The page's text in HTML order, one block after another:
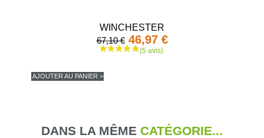
WINCHESTER
67,10 € 46,97 €
AJOUTER AU PANIER >
DANS LA MÊME CATÉGORIE...